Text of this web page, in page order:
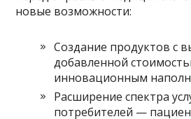
новые возможности:
Создание продуктов с
добавленной
инновационным
Расширение спектра
потребителей —